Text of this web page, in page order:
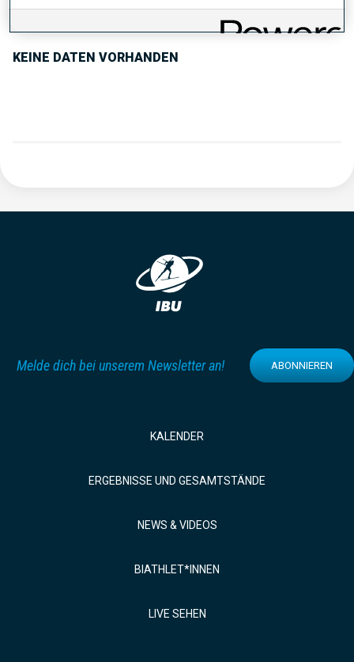
KEINE DATEN VORHANDEN
Melde dich bei unserem Newsletter an! ABONNIEREN
KALENDER
ERGEBNISSE UND GESAMTSTÄNDE
NEWS & VIDEOS
BIATHLET*INNEN
LIVE SEHEN